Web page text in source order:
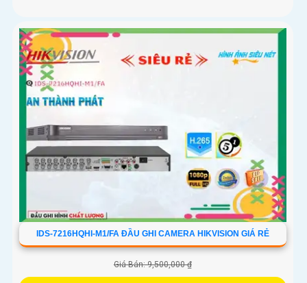
IDS-7216HQHI-M1/FA ĐẦU GHI CAMERA HIKVISION GIÁ RẺ
Giá Bán: 9,500,000 ₫